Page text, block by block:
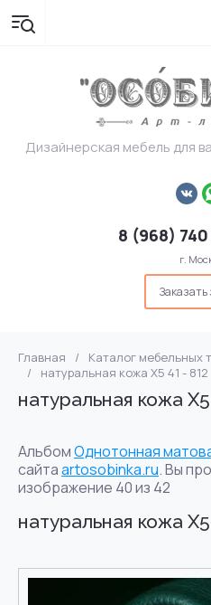
Дизайнерская мебель для
8 (968) 740
г.
Заказать
Главная /
Каталог мебельных
/
натуральная кожа X5 41 - 812
натуральная кожа
АльбомОднотонная
сайтаartosobinka.ru. Вы
изображение 40 из 42
натуральная кожа